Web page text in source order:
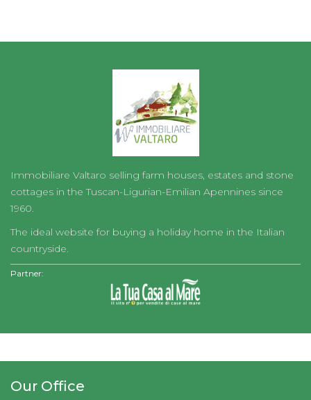
Immobiliare Valtaro selling farm houses, estates and stone
cottages in the Tuscan-Ligurian-Emilian Apennines since
1960.
The ideal website for buying a holiday home in the Italian
countryside.
Partner:
Our Office